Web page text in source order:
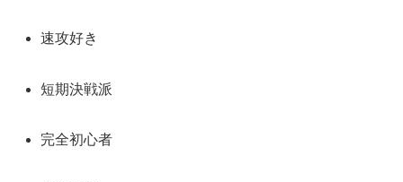
速攻好き
短期決戦派
完全初心者